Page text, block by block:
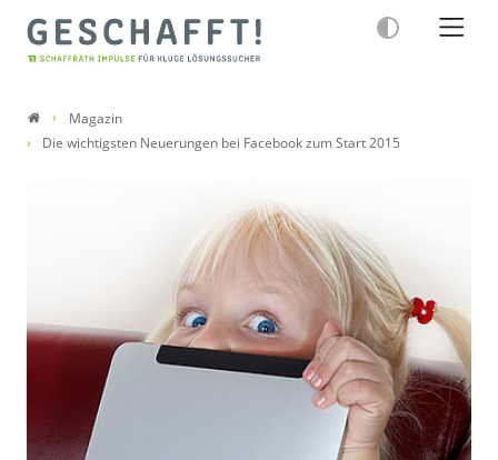
Magazin
Die wichtigsten Neuerungen bei Facebook zum Start 2015